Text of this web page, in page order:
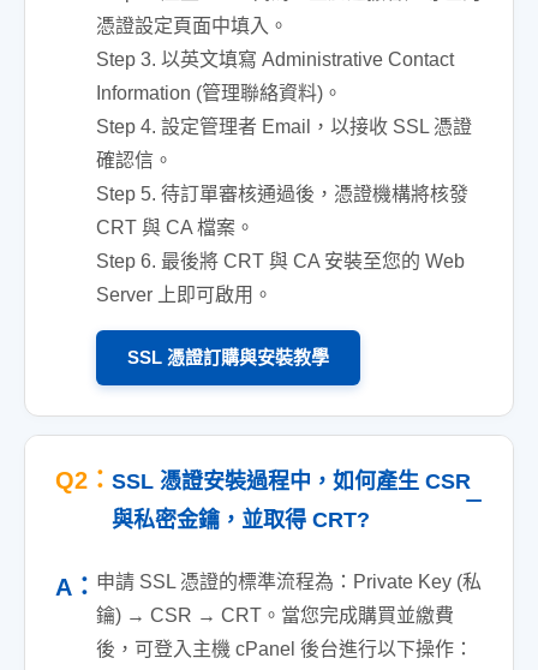
憑證設定頁面中填入。
Step 3. 以英文填寫 Administrative Contact
Information (管理聯絡資料)。
Step 4. 設定管理者 Email，以接收 SSL 憑證
確認信。
Step 5. 待訂單審核通過後，憑證機構將核發
CRT 與 CA 檔案。
Step 6. 最後將 CRT 與 CA 安裝至您的 Web
Server 上即可啟用。
SSL 憑證訂購與安裝教學
Q2： SSL 憑證安裝過程中，如何產生 CSR
與私密金鑰，並取得 CRT?
A： 申請 SSL 憑證的標準流程為：Private Key (私
鑰) → CSR → CRT。當您完成購買並繳費
後，可登入主機 cPanel 後台進行以下操作：